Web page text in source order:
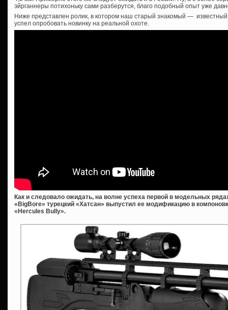
эйрганнеры потихоньку сами разберутся, благо подобный опыт уже
Ниже представлен ролик, в котором наш старый знакомый —
успел опробовать новинку на реальной охоте.
Как и следовало ожидать, на волне успеха первой в модельных
«BigBore» турецкий «Хатсан» выпустил ее модификацию в
«Hercules Bully».